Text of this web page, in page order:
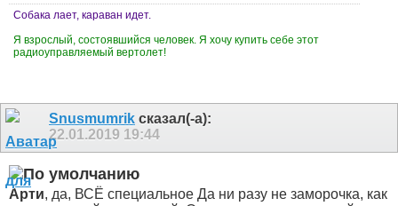
Собака лает, караван идет.
Я взрослый, состоявшийся человек. Я хочу купить себе этот
радиоуправляемый вертолет!
Snusmumrik сказал(-а):
22.01.2019 19:44
Арти, да, ВСЁ специальное Да ни разу не заморочка, как